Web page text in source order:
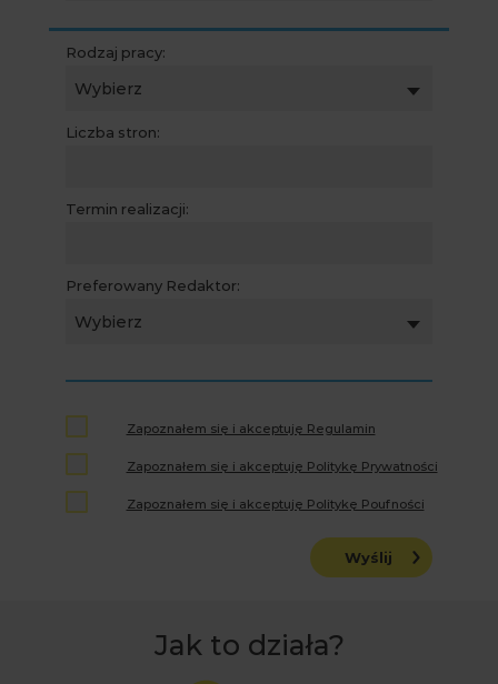
Rodzaj pracy:
Wybierz
Liczba stron:
Termin realizacji:
Preferowany Redaktor:
Wybierz
Zapoznałem się i akceptuję Regulamin
Zapoznałem się i akceptuję Politykę Prywatności
Zapoznałem się i akceptuję Politykę Poufności
Wyślij
Jak to działa?